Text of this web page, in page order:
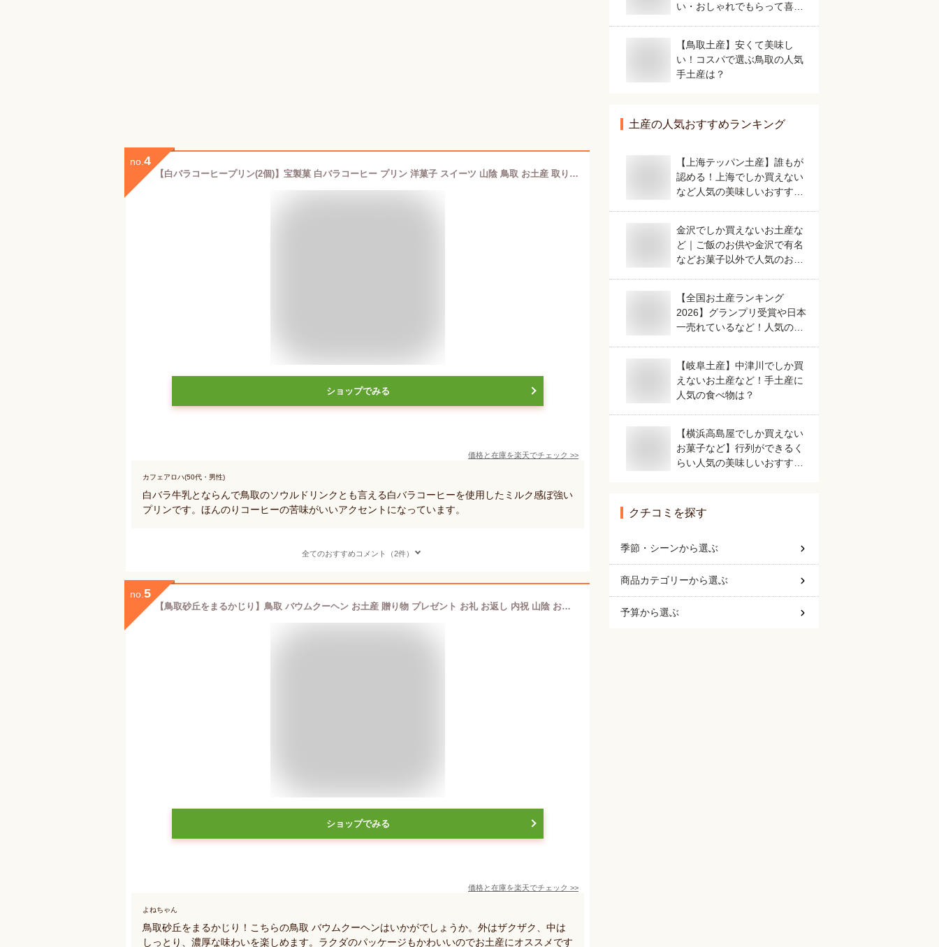
no. 4
【白バラコーヒープリン(2個)】宝製菓 白バラコーヒー プリン 洋菓子 スイーツ 山陰 鳥取 お土産 取り寄せ ギフト かわいい
ショップでみる
価格と在庫を楽天でチェック >>
カフェアロハ(50代・男性)
白バラ牛乳とならんで鳥取のソウルドリンクとも言える白バラコーヒーを使用したミルク感ぼ強い
プリンです。ほんのりコーヒーの苦味がいいアクセントになっています。
全てのおすすめコメント（2件）
no. 5
【鳥取砂丘をまるかじり】鳥取 バウムクーヘン お土産 贈り物 プレゼント お礼 お返し 内祝 山陰 お菓子
ショップでみる
価格と在庫を楽天でチェック >>
よねちゃん
鳥取砂丘をまるかじり！こちらの鳥取 バウムクーヘンはいかがでしょうか。外はザクザク、中は
しっとり、濃厚な味わいを楽しめます。ラクダのパッケージもかわいいのでお土産にオススメです
い・おしゃれでもらって喜ば
【鳥取土産】安くて美味し
い！コスパで選ぶ鳥取の人気
手土産は？
土産の人気おすすめランキング
【上海テッパン土産】誰もが
認める！上海でしか買えない
など人気の美味しいおすすめ
金沢でしか買えないお土産な
ど｜ご飯のお供や金沢で有名
などお菓子以外で人気のおす
【全国お土産ランキング
2026】グランプリ受賞や日本
一売れているなど！人気のご
【岐阜土産】中津川でしか買
えないお土産など！手土産に
人気の食べ物は？
【横浜高島屋でしか買えない
お菓子など】行列ができるく
らい人気の美味しいおすすめ
クチコミを探す
季節・シーンから選ぶ
商品カテゴリーから選ぶ
予算から選ぶ